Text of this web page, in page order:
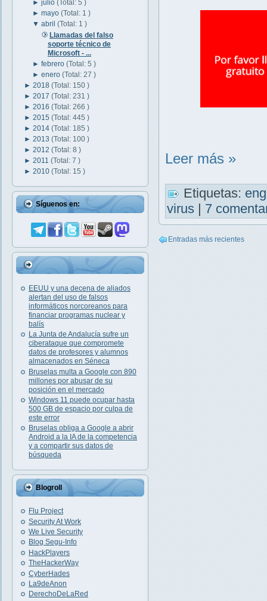
►julio(Total: 5 )
►mayo(Total: 1 )
▼abril(Total: 1 )
Llamadas del falso
soporte técnico de
Microsoft - ...
►febrero(Total: 5 )
►enero(Total: 27 )
► 2018 (Total: 150 )
► 2017 (Total: 231 )
► 2016 (Total: 266 )
► 2015 (Total: 445 )
► 2014 (Total: 185 )
► 2013 (Total: 100 )
► 2012 (Total: 8 )
► 2011 (Total: 7 )
► 2010 (Total: 15 )
Síguenos en:
EEUU y una decena de aliados
alertan del uso de falsos
informáticos norcoreanos para
financiar programas nuclear y
balís
La Junta de Andalucía sufre un
ciberataque que compromete
datos de profesores y alumnos
almacenados en Séneca
Bruselas multa a Google con 890
millones por abusar de su
posición en el mercado
Windows 11 puede ocupar hasta
500 GB de espacio por culpa de
este error
Bruselas obliga a Google a abrir
Android a la IA de la competencia
y a compartir sus datos de
búsqueda
Blogroll
Flu Project
Security At Work
We Live Security
Blog Segu-Info
HackPlayers
TheHackerWay
CyberHades
La9deAnon
DerechoDeLaRed
Leer más »
Etiquetas:
virus | 7
Entradas más recientes